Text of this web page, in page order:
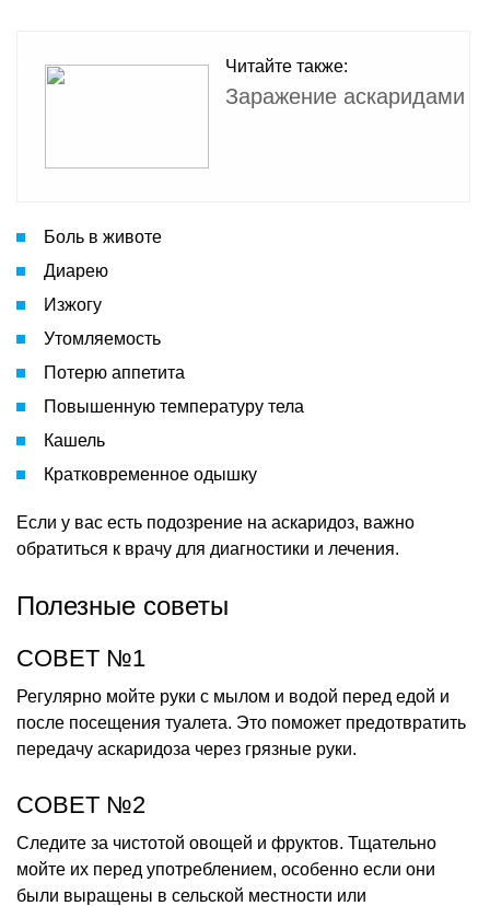
Читайте также:
Заражение аскаридами
Боль в животе
Диарею
Изжогу
Утомляемость
Потерю аппетита
Повышенную температуру тела
Кашель
Кратковременное одышку
Если у вас есть подозрение на аскаридоз, важно
обратиться к врачу для диагностики и лечения.
Полезные советы
СОВЕТ №1
Регулярно мойте руки с мылом и водой перед едой и
после посещения туалета. Это поможет предотвратить
передачу аскаридоза через грязные руки.
СОВЕТ №2
Следите за чистотой овощей и фруктов. Тщательно
мойте их перед употреблением, особенно если они
были выращены в сельской местности или